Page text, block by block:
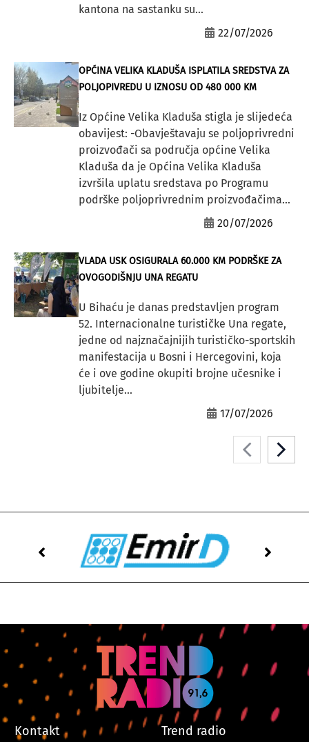
kantona na sastanku su...
22/07/2026
OPĆINA VELIKA KLADUŠA ISPLATILA SREDSTVA ZA
POLJOPIVREDU U IZNOSU OD 480 000 KM
Iz Općine Velika Kladuša stigla je slijedeća
obavijest: -Obavještavaju se poljoprivredni
proizvođači sa područja općine Velika
Kladuša da je Općina Velika Kladuša
izvršila uplatu sredstava po Programu
podrške poljoprivrednim proizvođačima...
20/07/2026
VLADA USK OSIGURALA 60.000 KM PODRŠKE ZA
OVOGODIŠNJU UNA REGATU
U Bihaću je danas predstavljen program
52. Internacionalne turističke Una regate,
jedne od najznačajnijih turističko-sportskih
manifestacija u Bosni i Hercegovini, koja
će i ove godine okupiti brojne učesnike i
ljubitelje...
17/07/2026
Kontakt Trend radio